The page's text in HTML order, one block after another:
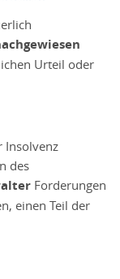
Urteil oder
Insolvenz
des
Forderungen
einen Teil der